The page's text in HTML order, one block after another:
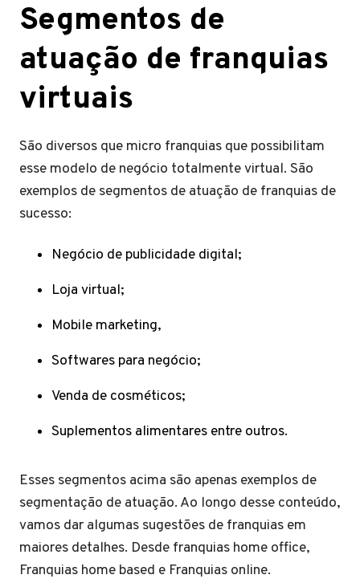
Segmentos de
atuação de franquias
virtuais
São diversos que micro franquias que possibilitam
esse modelo de negócio totalmente virtual. São
exemplos de segmentos de atuação de franquias de
sucesso:
Negócio de publicidade digital;
Loja virtual;
Mobile marketing,
Softwares para negócio;
Venda de cosméticos;
Suplementos alimentares entre outros.
Esses segmentos acima são apenas exemplos de
segmentação de atuação. Ao longo desse conteúdo,
vamos dar algumas sugestões de franquias em
maiores detalhes. Desde franquias home office,
Franquias home based e Franquias online.